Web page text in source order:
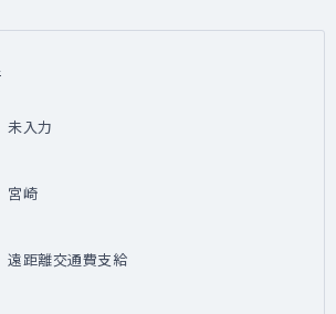
未入力
宮崎
遠距離交通費支給